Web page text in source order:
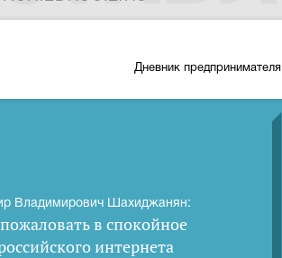
Дневник предпринимателя
Владимирович Шахиджанян:
в спокойное
интернета